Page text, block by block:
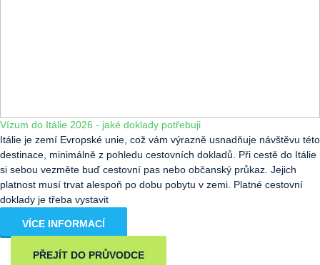
Vízum do Itálie 2026 - jaké doklady potřebuji
Itálie je zemí Evropské unie, což vám výrazně usnadňuje návštěvu této
destinace, minimálně z pohledu cestovních dokladů. Při cestě do Itálie
si sebou vezměte buď cestovní pas nebo občanský průkaz. Jejich
platnost musí trvat alespoň po dobu pobytu v zemi. Platné cestovní
doklady je třeba vystavit
VÍCE INFORMACÍ
PŘEJÍT DO PRŮVODCE